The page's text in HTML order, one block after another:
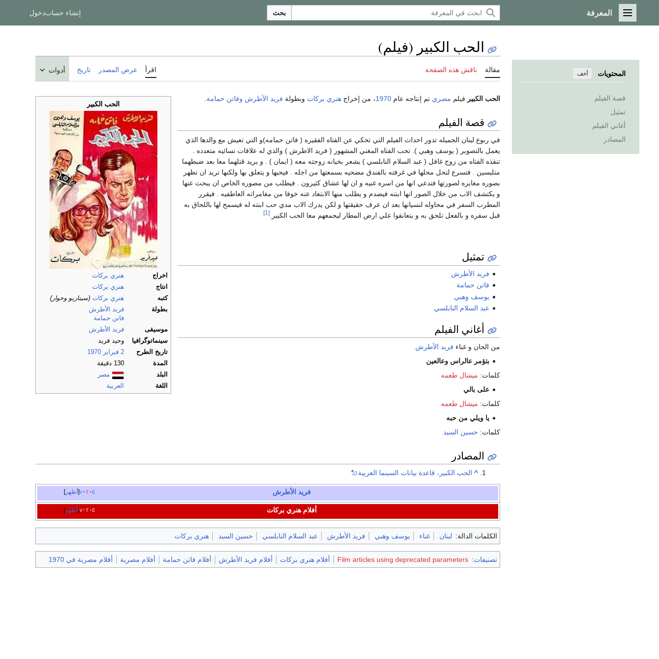
القائمة الرئيسية
المعرفة بحث إنشاء حسابدخول
المحتويات أخف
قصة الفيلم
تمثيل
أغاني الفيلم
المصادر
الحب الكبير (فيلم)
مقالة ناقش هذه الصفحة اقرأ عرض المصدر تاريخ أدوات
الحب الكبير
اخراج
هنري بركات
انتاج
هنري بركات
كتبه
هنري بركات (سيناريو وحوار)
بطولة
فريد الأطرش
فاتن حمامة
موسيقى
فريد الأطرش
سينماتوگرافيا
وحيد فريد
تاريخ الطرح
2 فبراير
1970
المدة
130 دقيقة
البلد
مصر
اللغة
العربية
الحب الكبير فيلم مصري تم إنتاجه عام 1970، من إخراج هنري بركات وبطولة فريد الأطرش وفاتن حمامة
قصة الفيلم
في ربوع لبنان الجميله تدور احداث الفيلم التي تحكي عن الفتاه الفقيره ( فاتن حمامه)و التي تعيش مع والدها الذي
يعمل بالتصوير ( يوسف وهبي ). تحب الفتاه المغني المشهور ( فريد الاطرش ) والذي له علاقات نسائيه متعدده .
تنقذه الفتاه من زوج غافل ( عبد السلام النابلسي ) يشعر بخيانه زوجته معه ( ايمان ) . و يريد قتلهما معا بعد ضبطهما
متلبسين . فتسرع لتحل محلها في غرفته بالفندق مضحيه بسمعتها من اجله . فيحبها و يتعلق بها ولكنها تريد ان تظهر
بصوره مغايره لصورتها فتدعي انها من اسره غنيه و ان لها عشاق كثيرون . فيطلب من مصوره الخاص ان يبحث عنها
و يكتشف الاب من خلال الصور انها ابنته فيصدم و يطلب منها الابتعاد عنه خوفا من مغامراته العاطفيه . فيقرر
المطرب السفر في محاوله لنسيانها بعد ان عرف حقيقتها و لكن يدرك الاب مدي حب ابنته له فيسمح لها باللحاق به
قبل سفره و بالفعل تلحق به و يتعانقوا علي ارض المطار ليجمعهم معا الحب الكبير.[1]
تمثيل
فريد الأطرش
فاتن حمامة
يوسف وهبي
عبد السلام النابلسي
أغاني الفيلم
من الحان و غناء فريد الأطرش
بتؤمر عالراس وعالعين
كلمات: ميشال طعمه
على بالي
كلمات: ميشال طعمه
يا ويلي من حبه
كلمات: حسين السيد
المصادر
^ الحب الكبير، قاعدة بيانات السينما العربية
أظهر v t e فريد الأطرش
أظهر v t e أفلام هنري بركات
الكلمات الدالة: لبنان غناء يوسف وهبي فريد الأطرش عبد السلام النابلسي حسين السيد هنري بركات
تصنيفات:
Film articles using deprecated parameters أفلام هنري بركات أفلام فريد الأطرش أفلام فاتن حمامة أفلام مصرية أفلام مصرية في 1970